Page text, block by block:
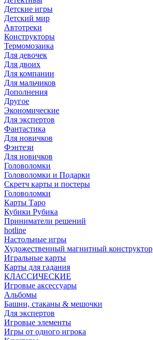
Детские игры
Детский мир
Автотреки
Конструкторы
Термомозаика
Для девочек
Для двоих
Для компании
Для мальчиков
Дополнения
Другое
Экономические
Для экспертов
Фантастика
Для новичков
Фэнтези
Для новичков
Головоломки
Головоломки и Подарки
Cкретч карты и постеры
Головоломки
Карты Таро
Кубики Рубика
Приниматели решений
hotline
Настольные игры
Художественный магнитный конструктор
Игральные карты
Карты для гадания
КЛАССИЧЕСКИЕ
Игровые аксессуары
Альбомы
Башни, стаканы & мешочки
Для экспертов
Игровые элементы
Игры от одного игрока